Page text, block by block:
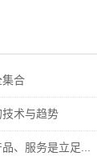
集合
术与趋势
、服务是立足...